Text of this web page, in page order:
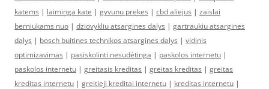
katems | laiminga kate | gyvunu prekes | cbd aliejus | zaislai
berniukams nuo | dziovykliu atsargines dalys | gartraukiu atsargines
dalys | bosch buitines technikos atsargines dalys | vidinis
optimizavimas | pasiskolinti nesudėtinga | paskolos internetu |
paskolos internetu | greitasis kreditas | greitas kreditas | greitas
kreditas internetu | greitieji kreditai internetu | kreditas internetu |